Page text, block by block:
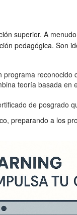
superior. A
pedagógica.
programa reconocido
teoría basada en
de posgrado
preparando a los